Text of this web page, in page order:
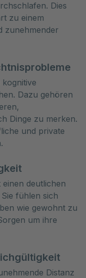
Dies
zu einem
zunehmender
Dazu gehören
Dinge zu merken.
und private
deutlichen
fühlen sich
wie gewohnt zu
um ihre
Distanz